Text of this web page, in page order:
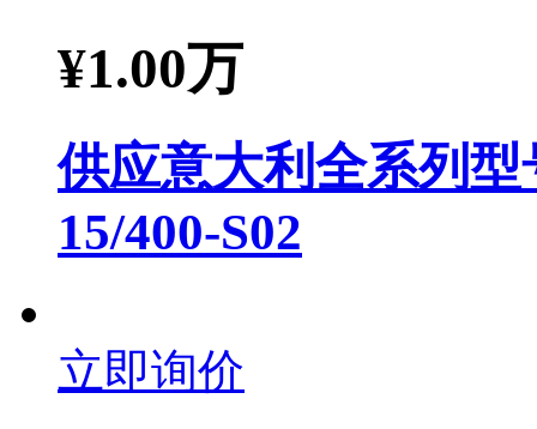
¥1.00万
供应意大利全系列
15/400-S02
立即询价